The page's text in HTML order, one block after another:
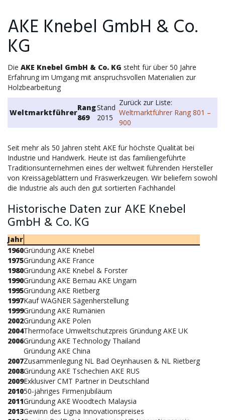
AKE Knebel GmbH & Co.
KG
Die AKE Knebel GmbH & Co. KG steht für über 50 Jahre
Erfahrung im Umgang mit anspruchsvollen Materialien zur
Holzbearbeitung
Weltmarktführer
Rang
869
Stand
2015
Zurück zur Liste:
Weltmarktführer Rang 801 –
900
Seit mehr als 50 Jahren steht AKE für höchste Qualität bei
Industrie und Handwerk. Heute ist das familiengeführte
Traditionsunternehmen eines der weltweit führenden Hersteller
von Kreissägeblättern und Fräswerkzeugen. Wir beliefern sowohl
die Industrie als auch den gut sortierten Fachhandel
Historische Daten zur AKE Knebel
GmbH & Co. KG
Jahr
1960Gründung AKE Knebel
1975Gründung AKE France
1980Gründung AKE Knebel & Forster
1990Gründung AKE Bernau AKE Ungarn
1995Gründung AKE Rietberg
1997Kauf WAGNER Sägenherstellung
1999Gründung AKE Rumänien
2002Gründung AKE Polen
2004Thermoface Umweltschutzpreis Gründung AKE UK
2006Gründung AKE Technology Thailand
Gründung AKE China
2007Zusammenlegung NL Bad Oeynhausen & NL Rietberg
2008Gründung AKE Tschechien AKE RUS
2009Exklusiver CMT Partner in Deutschland
201050-jähriges Firmenjubiläum
2011Gründung AKE Woodtech Malaysia
2013Gewinn des Ligna Innovationspreises